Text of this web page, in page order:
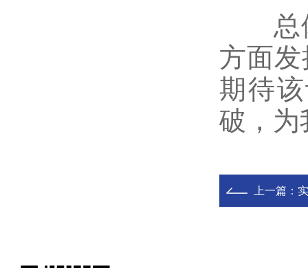
总体
方面
期待
破，为
上一篇：